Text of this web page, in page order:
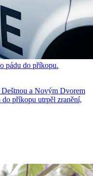
pádu do příkopu.
Deštnou a Novým Dvorem
příkopu utrpěl zranění,